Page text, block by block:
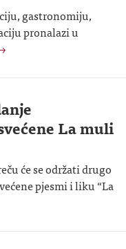
gastronomiju,
pronalazi u
La muli
će se održati drugo
pjesmi i liku “La